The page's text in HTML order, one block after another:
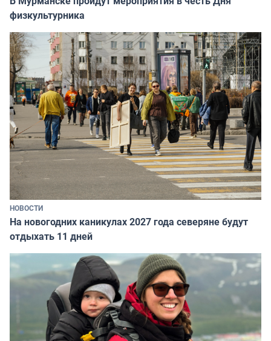
физкультурника
НОВОСТИ
На новогодних каникулах 2027 года северяне будут
отдыхать 11 дней